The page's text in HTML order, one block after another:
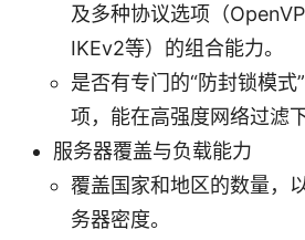
及多种协议选项（
IKEv2等）的组合能力。
是否有专门的“防封锁模式
项，能在高强度网络过滤
服务器覆盖与负载能力
覆盖国家和地区的数量，
务器密度。